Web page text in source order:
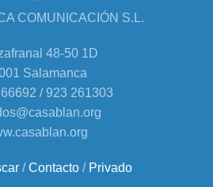
COMUNICACIÓN S.L.
48-50 1D
Salamanca
/ 923 261303
/Contacto/ Privado